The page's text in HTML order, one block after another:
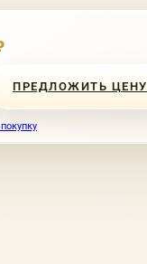
ПРЕДЛОЖИТЬ ЦЕНУ